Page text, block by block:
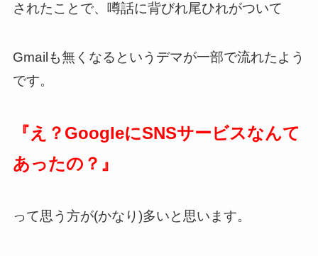
されたことで、噂話に背びれ尾ひれがついて
Gmailも無くなるというデマが一部で流れたよう
です。
『え？GoogleにSNSサービスなんて
あったの？』
って思う方が(かなり)多いと思います。